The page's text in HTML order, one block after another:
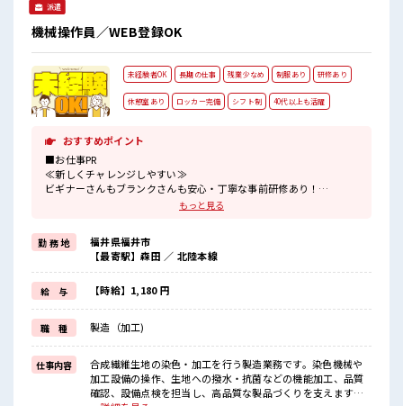
派遣
機械操作員／WEB登録OK
未経験者OK 長期の仕事 残業少なめ 制服あり 研修あり
休憩室あり ロッカー完備 シフト制 40代以上も活躍
おすすめポイント
■お仕事PR
≪新しくチャレンジしやすい≫
ビギナーさんもブランクさんも安心・丁寧な事前研修あり！
残業はほとんどナシ！
≪ラクラク制服アリ≫
制服があるので、
毎日の服装の悩み解消♪
≪初めての仕事だけど自分にもできそう≫
新しいことにチャレンジするのは不安だけど、
しっかり働く環境が整っています！
イチからスキルUP・ステップUP目指していきましょう！
■職場の雰囲気
仕事の合間の息抜きは休憩室で♪
持ち物が多いあなたにもぴったり☆
もっと見る
勤 務 地
福井県福井市
【最寄駅】森田 ／ 北陸本線
給 与 【時給】1,180 円
職 種 製造（加工)
仕事内容
合成繊維生地の染色・加工を行う製造業務です。染色機械や
加工設備の操作、生地への撥水・抗菌などの機能加工、品質
確認、設備点検を担当し、高品質な製品づくりを支えます。